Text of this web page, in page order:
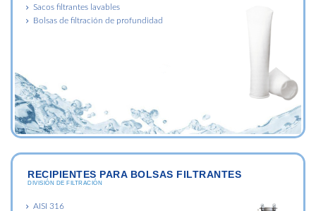
Sacos filtrantes lavables
Bolsas de filtración de profundidad
RECIPIENTES PARA BOLSAS FILTRANTES
DIVISIÓN DE FILTRACIÓN
AISI 316